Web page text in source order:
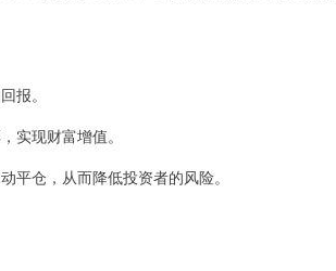
报。
实现财富增值。
平仓，从而降低投资者的风险。